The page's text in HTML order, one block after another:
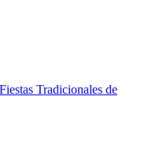
Tradicionales de